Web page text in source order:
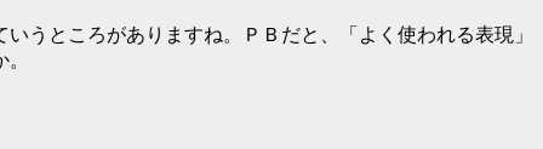
うところがありますね。ＰＢだと、「よく使われる表現」